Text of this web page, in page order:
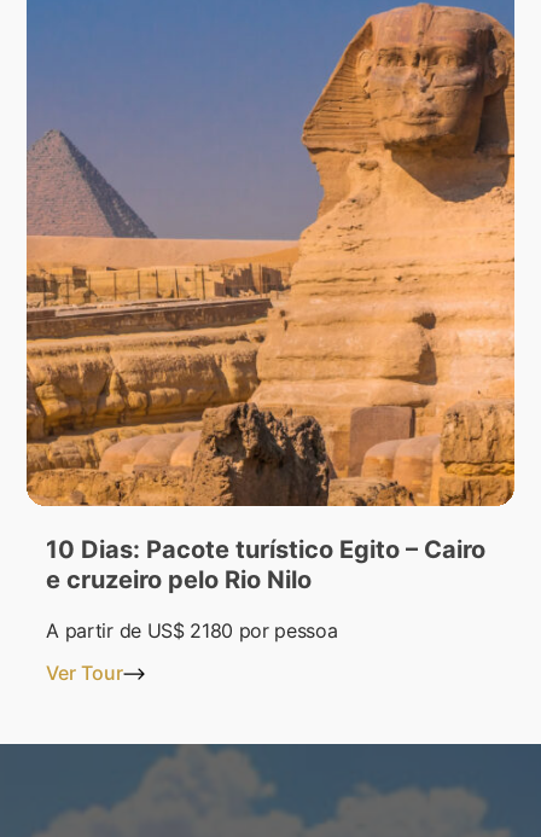
10 Dias: Pacote turístico Egito – Cairo
e cruzeiro pelo Rio Nilo
A partir de US$ 2180 por pessoa
Ver Tour